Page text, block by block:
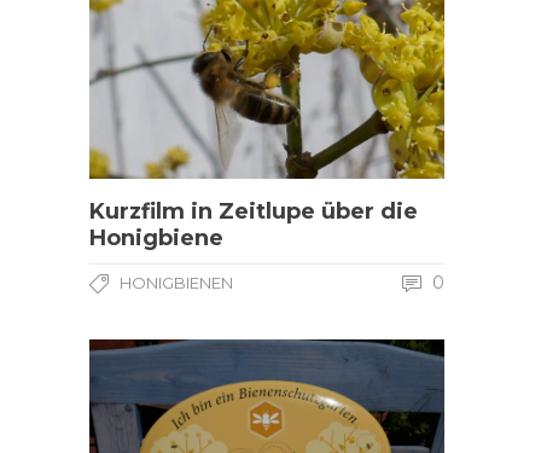
Kurzfilm in Zeitlupe über die
Honigbiene
HONIGBIENEN 0